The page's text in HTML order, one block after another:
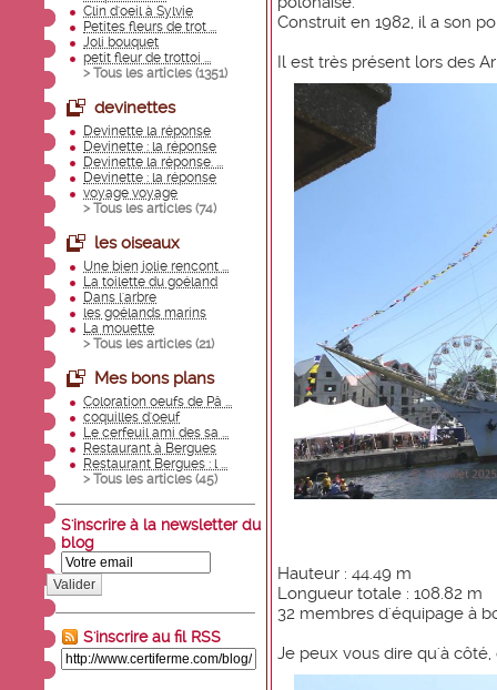
Clin d'oeil à Sylvie
Petites fleurs de trot ...
Joli bouquet
petit fleur de trottoi ...
> Tous les articles (1351)
devinettes
Devinette la réponse
Devinette : la réponse
Devinette la réponse. ...
Devinette : la réponse
voyage voyage
> Tous les articles (74)
les oiseaux
Une bien jolie rencont ...
La toilette du goéland
Dans l'arbre
les goélands marins
La mouette
> Tous les articles (21)
Mes bons plans
Coloration oeufs de Pâ ...
coquilles d'oeuf
Le cerfeuil ami des sa ...
Restaurant à Bergues
Restaurant Bergues : l ...
> Tous les articles (45)
S'inscrire à la newsletter du
blog
Valider
S'inscrire au fil RSS
Construit en 1982, il a son
Il est très présent lors des
Hauteur : 44.49 m
Longueur totale : 108.82 m
32 membres d'équipage à
Je peux vous dire qu'à